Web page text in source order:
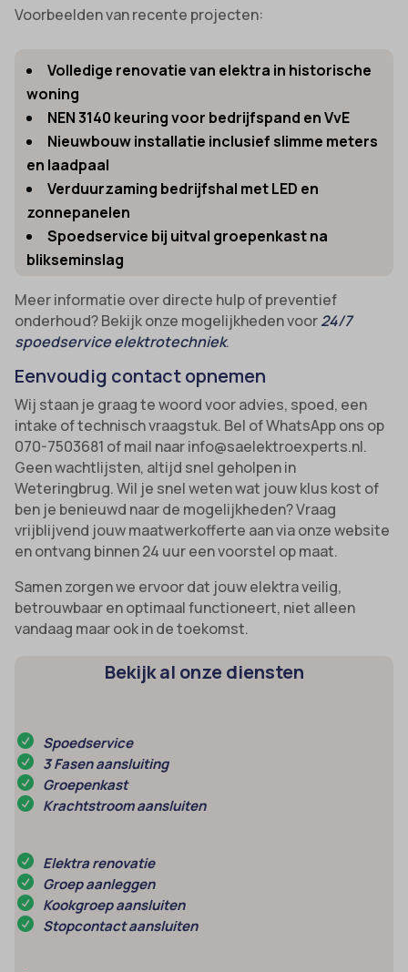
Voorbeelden van recente projecten:
Volledige renovatie van elektra in historische
woning
NEN 3140 keuring voor bedrijfspand en VvE
Nieuwbouw installatie inclusief slimme meters
en laadpaal
Verduurzaming bedrijfshal met LED en
zonnepanelen
Spoedservice bij uitval groepenkast na
blikseminslag
Meer informatie over directe hulp of preventief
onderhoud? Bekijk onze mogelijkheden voor24/7
spoedservice elektrotechniek.
Eenvoudig contact opnemen
Wij staan je graag te woord voor advies, spoed, een
intake of technisch vraagstuk. Bel of WhatsApp ons op
070-7503681 of mail naar info@saelektroexperts.nl.
Geen wachtlijsten, altijd snel geholpen in
Weteringbrug. Wil je snel weten wat jouw klus kost of
ben je benieuwd naar de mogelijkheden? Vraag
vrijblijvend jouw maatwerkofferte aan via onze website
en ontvang binnen 24 uur een voorstel op maat.
Samen zorgen we ervoor dat jouw elektra veilig,
betrouwbaar en optimaal functioneert, niet alleen
vandaag maar ook in de toekomst.
Bekijk al onze diensten
Spoedservice
3 Fasen aansluiting
Groepenkast
Krachtstroom aansluiten
Elektra renovatie
Groep aanleggen
Kookgroep aansluiten
Stopcontact aansluiten
googtrans
gt_auto_switch
intercom-id-*
mhcookie
OptanonConsent
sessionId
wordpress_test_cookie
wp-settings-*
wp-settings-time-*
wpl_viewed_cookie
blocksy_cookies_consent_accepted
cato_fw_inet
cb-enabled
cc_cookie_accept
cli_cookie_consent
cookie_permission_granted
cookie-*
cookiesEnabled
domain
et-recommend-sync-post-*
et-saved-post*
et-saving-post-*
euCookie
ext_name
ezTOC_hidetoc-0
fs-cc
hide-*
marketing_cookies
MicrosoftApplicationsTelemetryDeviceId
MicrosoftApplicationsTelemetryFirstLaunchTime
perf_*
popupShow
SameSite